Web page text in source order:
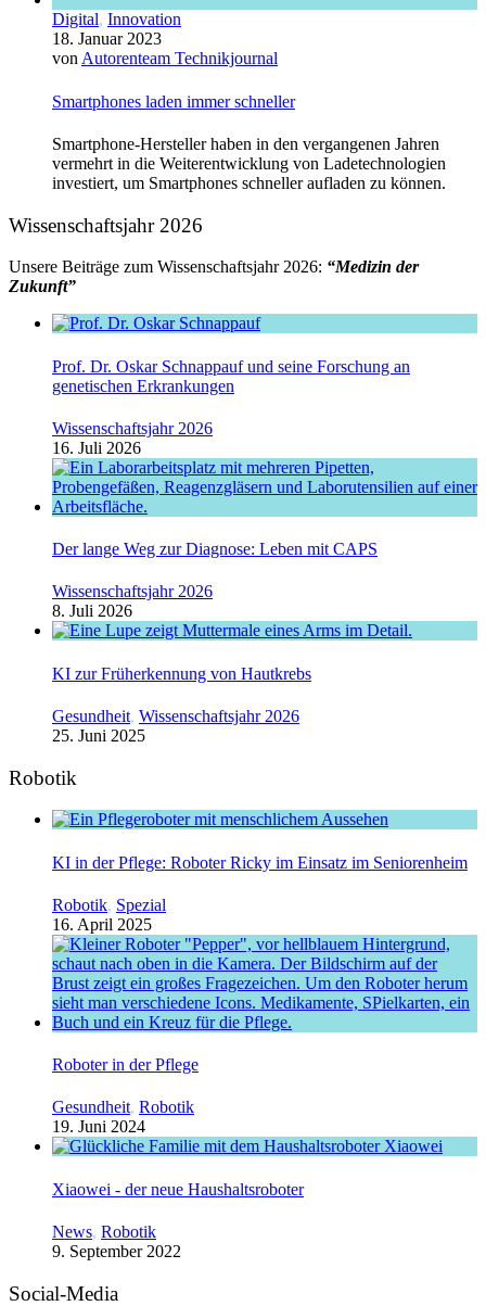
Digital, Innovation
18. Januar 2023
von Autorenteam Technikjournal
Smartphones laden immer schneller
Smartphone-Hersteller haben in den vergangenen Jahren
vermehrt in die Weiterentwicklung von Ladetechnologien
investiert, um Smartphones schneller aufladen zu können.
Wissenschaftsjahr 2026
Unsere Beiträge zum Wissenschaftsjahr 2026: “Medizin der
Zukunft”
Prof. Dr. Oskar Schnappauf und seine Forschung an
genetischen Erkrankungen
Wissenschaftsjahr 2026
16. Juli 2026
Der lange Weg zur Diagnose: Leben mit CAPS
Wissenschaftsjahr 2026
8. Juli 2026
KI zur Früherkennung von Hautkrebs
Gesundheit, Wissenschaftsjahr 2026
25. Juni 2025
Robotik
KI in der Pflege: Roboter Ricky im Einsatz im Seniorenheim
Robotik, Spezial
16. April 2025
Roboter in der Pflege
Gesundheit, Robotik
19. Juni 2024
Xiaowei - der neue Haushaltsroboter
News, Robotik
9. September 2022
Social-Media